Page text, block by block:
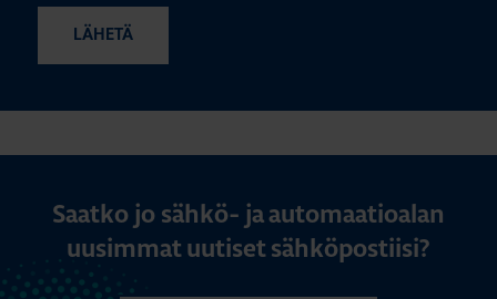
Saatko jo sähkö- ja automaatioalan
uusimmat uutiset sähköpostiisi?